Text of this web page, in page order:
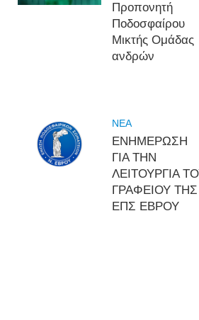
Προπονητή
Ποδοσφαίρου
Μικτής Ομάδας
ανδρών
NEA
ΕΝΗΜΕΡΩΣΗ
ΓΙΑ ΤΗΝ
ΛΕΙΤΟΥΡΓΙΑ
ΓΡΑΦΕΙΟΥ ΤΗΣ
ΕΠΣ ΕΒΡΟΥ